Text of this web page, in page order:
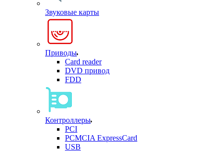
Звуковые карты
Приводы
Card reader
DVD привод
FDD
Контроллеры
PCI
PCMCIA ExpressCard
USB